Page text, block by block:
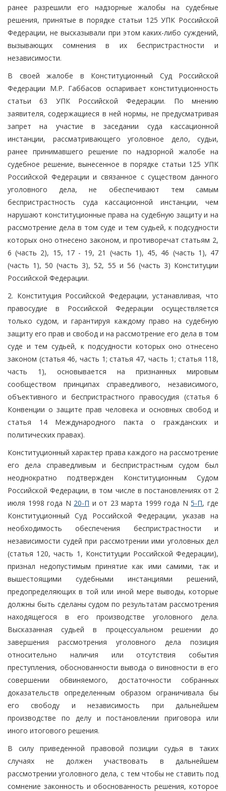
ранее разрешили его надзорные жалобы на судебные
решения, принятые в порядке статьи 125 УПК Российской
Федерации, не высказывали при этом каких-либо суждений,
вызывающих сомнения в их беспристрастности и
независимости.
В своей жалобе в Конституционный Суд Российской
Федерации М.Р. Габбасов оспаривает конституционность
статьи 63 УПК Российской Федерации. По мнению
заявителя, содержащиеся в ней нормы, не предусматривая
запрет на участие в заседании суда кассационной
инстанции, рассматривающего уголовное дело, судьи,
ранее принимавшего решение по надзорной жалобе на
судебное решение, вынесенное в порядке статьи 125 УПК
Российской Федерации и связанное с существом данного
уголовного дела, не обеспечивают тем самым
беспристрастность суда кассационной инстанции, чем
нарушают конституционные права на судебную защиту и на
рассмотрение дела в том суде и тем судьей, к подсудности
которых оно отнесено законом, и противоречат статьям 2,
6 (часть 2), 15, 17 - 19, 21 (часть 1), 45, 46 (часть 1), 47
(часть 1), 50 (часть 3), 52, 55 и 56 (часть 3) Конституции
Российской Федерации.
2. Конституция Российской Федерации, устанавливая, что
правосудие в Российской Федерации осуществляется
только судом, и гарантируя каждому право на судебную
защиту его прав и свобод и на рассмотрение его дела в том
суде и тем судьей, к подсудности которых оно отнесено
законом (статья 46, часть 1; статья 47, часть 1; статья 118,
часть 1), основывается на признанных мировым
сообществом принципах справедливого, независимого,
объективного и беспристрастного правосудия (статья 6
Конвенции о защите прав человека и основных свобод и
статья 14 Международного пакта о гражданских и
политических правах).
Конституционный характер права каждого на рассмотрение
его дела справедливым и беспристрастным судом был
неоднократно подтвержден Конституционным Судом
Российской Федерации, в том числе в постановлениях от 2
июля 1998 года N 20-П и от 23 марта 1999 года N5-П, где
Конституционный Суд Российской Федерации, указав на
необходимость обеспечения беспристрастности и
независимости судей при рассмотрении ими уголовных дел
(статья 120, часть 1, Конституции Российской Федерации),
признал недопустимым принятие как ими самими, так и
вышестоящими судебными инстанциями решений,
предопределяющих в той или иной мере выводы, которые
должны быть сделаны судом по результатам рассмотрения
находящегося в его производстве уголовного дела.
Высказанная судьей в процессуальном решении до
завершения рассмотрения уголовного дела позиция
относительно наличия или отсутствия события
преступления, обоснованности вывода о виновности в его
совершении обвиняемого, достаточности собранных
доказательств определенным образом ограничивала бы
его свободу и независимость при дальнейшем
производстве по делу и постановлении приговора или
иного итогового решения.
В силу приведенной правовой позиции судья в таких
случаях не должен участвовать в дальнейшем
рассмотрении уголовного дела, с тем чтобы не ставить под
сомнение законность и обоснованность решения, которое